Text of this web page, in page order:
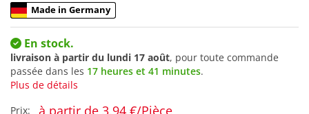
Made in Germany
En stock.
livraison à partir du lundi 17 août, pour toute commande
passée dans les 17 heures et 41 minutes.
Plus de détails
Prix:
à partir de 3,94 €/Pièce